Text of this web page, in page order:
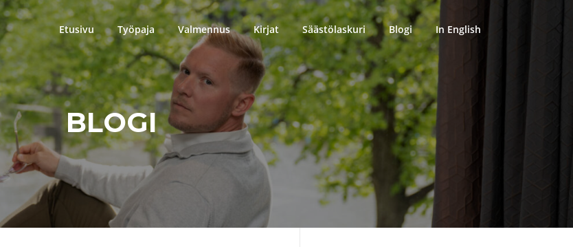
Etusivu Työpaja Valmennus Kirjat Säästölaskuri Blogi In English
BLOGI